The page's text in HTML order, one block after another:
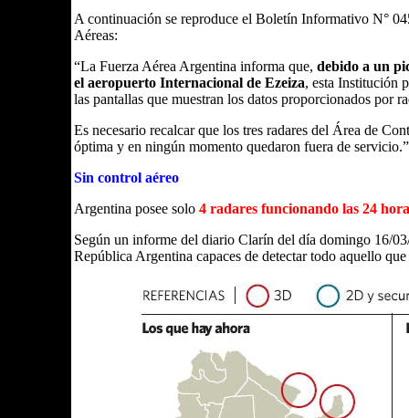
A continuación se reproduce el Boletín Informativo N°
Aéreas:
“La Fuerza Aérea Argentina informa que, debido a un
el aeropuerto Internacional de Ezeiza, esta Institución
las pantallas que muestran los datos proporcionados por
Es necesario recalcar que los tres radares del Área de
óptima y en ningún momento quedaron fuera de servicio.”
Sin control aéreo
Argentina posee solo 4 radares funcionando las 24
Según un informe del diario Clarín del día domingo 16/
República Argentina capaces de detectar todo aquello